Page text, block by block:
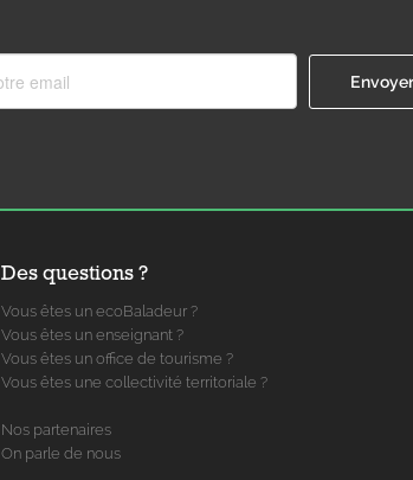
Des questions ?
Vous êtes un ecoBaladeur ?
Vous êtes un enseignant ?
Vous êtes un office de tourisme ?
Vous êtes une collectivité territoriale ?
Nos partenaires
On parle de nous